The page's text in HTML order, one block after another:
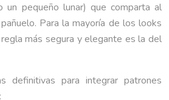
un pequeño lunar) que comparta al
Para la mayoría de los looks
más segura y elegante es la del
definitivas para integrar patrones